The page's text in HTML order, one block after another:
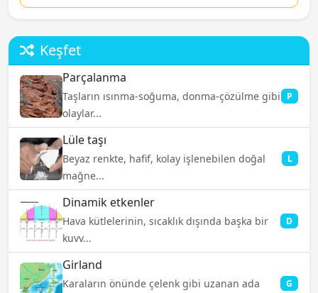
Keşfet
Parçalanma
Taşların ısınma-soğuma, donma-çözülme gibi
olaylar...
P
Lüle taşı
Beyaz renkte, hafif, kolay işlenebilen doğal
mağne...
L
Dinamik etkenler
Hava kütlelerinin, sıcaklık dışında başka bir
kuvv...
D
Girland
Karaların önünde çelenk gibi uzanan ada
G